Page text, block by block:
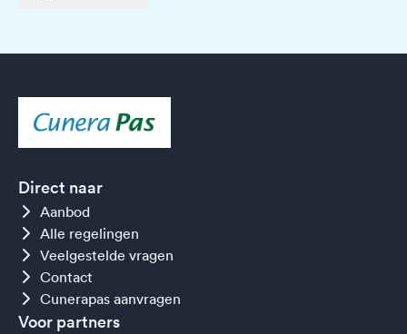
Direct naar
Aanbod
Alle regelingen
Veelgestelde vragen
Contact
Cunerapas aanvragen
Voor partners